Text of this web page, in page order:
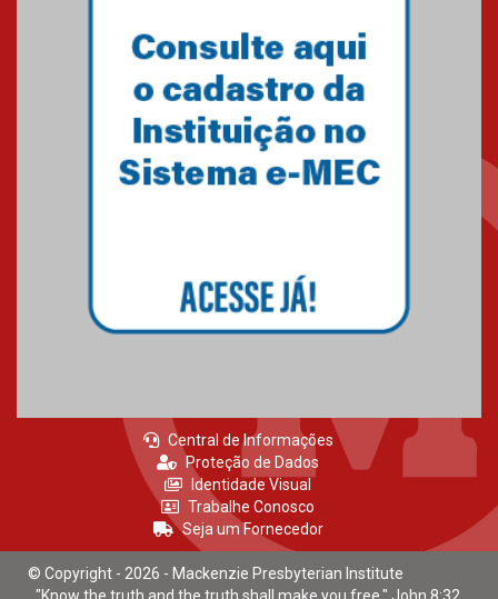
Central de Informações
Proteção de Dados
Identidade Visual
Trabalhe Conosco
Seja um Fornecedor
© Copyright - 2026 - Mackenzie Presbyterian Institute